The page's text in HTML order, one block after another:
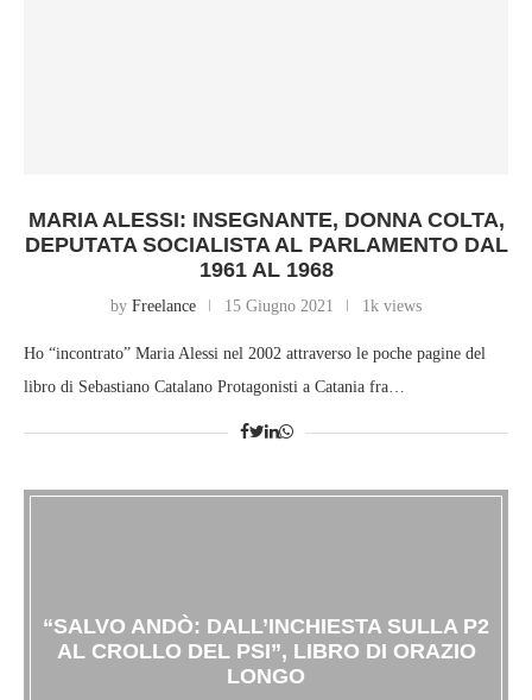
MARIA ALESSI: INSEGNANTE, DONNA COLTA,
DEPUTATA SOCIALISTA AL PARLAMENTO DAL
1961 AL 1968
by Freelance 15 Giugno 2021 1k views
Ho “incontrato” Maria Alessi nel 2002 attraverso le poche pagine del
libro di Sebastiano Catalano Protagonisti a Catania fra…
“SALVO ANDÒ: DALL’INCHIESTA SULLA P2
AL CROLLO DEL PSI”, LIBRO DI ORAZIO
LONGO